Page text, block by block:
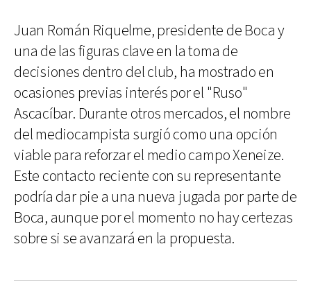
Juan Román Riquelme, presidente de Boca y
una de las figuras clave en la toma de
decisiones dentro del club, ha mostrado en
ocasiones previas interés por el "Ruso"
Ascacíbar. Durante otros mercados, el nombre
del mediocampista surgió como una opción
viable para reforzar el medio campo Xeneize.
Este contacto reciente con su representante
podría dar pie a una nueva jugada por parte de
Boca, aunque por el momento no hay certezas
sobre si se avanzará en la propuesta.